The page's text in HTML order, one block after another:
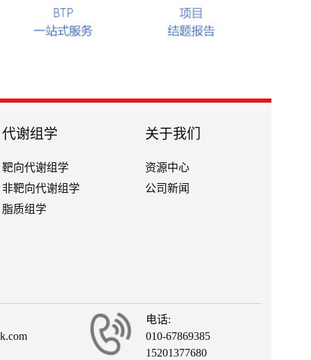
代谢组学
靶向代谢组学
非靶向代谢组学
脂质组学
关于我们
资源中心
公司新闻
电话:
010-67869385
15201377680